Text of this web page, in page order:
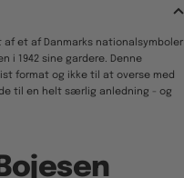
af et af Danmarks nationalsymboler
i 1942 sine gardere. Denne
format og ikke til at overse med
til en helt særlig anledning - og